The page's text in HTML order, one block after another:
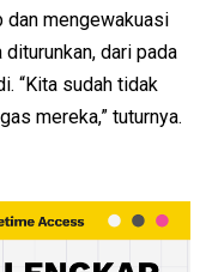
dan mengewakuasi
dari pada
“Kita sudah tidak
mereka,” tuturnya.